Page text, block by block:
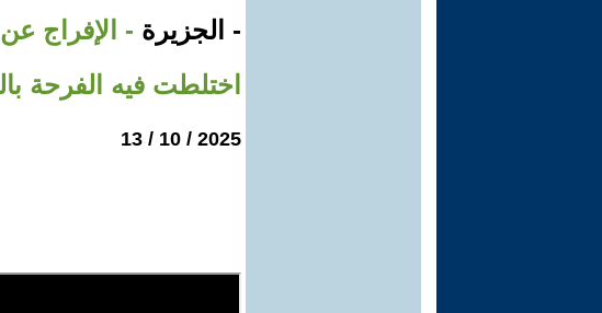
- الجزيرة - الإفراج
اختلطت فيه الفرحة
2025 / 10 / 13